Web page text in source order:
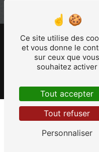
©Vistalid- 2026
Ce site utilise des
et vous donne le
sur ceux que vous
souhaitez activer
Tout accepter
Tout refuser
Personnaliser